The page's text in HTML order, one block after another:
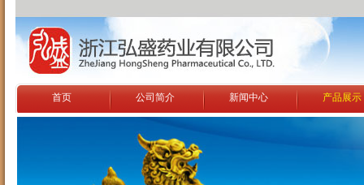
首页 公司简介 新闻中心 产品展示